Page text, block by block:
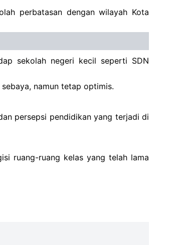
perbatasan dengan wilayah Kota
sekolah negeri kecil seperti SDN
namun tetap optimis.
persepsi pendidikan yang terjadi di
ruang-ruang kelas yang telah lama